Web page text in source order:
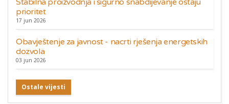
Stabilna proizvodnja i sigurno snabdijevanje ostaju
prioritet
17 jun 2026
Obavještenje za javnost - nacrti rješenja energetskih
dozvola
03 jun 2026
Ostale vijesti